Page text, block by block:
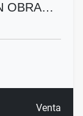
OBRA…
Venta